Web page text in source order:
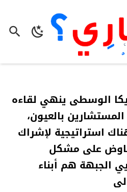
الوسطى ينهي لقاءه
بالعيون،
استراتيجية لإشراك
على مشكل
الجبهة هم أبناء